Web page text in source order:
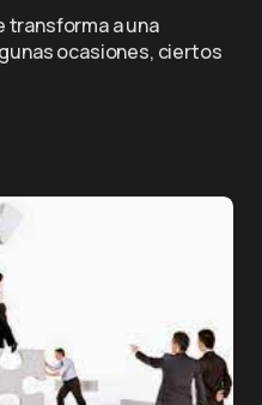
transforma a una
ocasiones, ciertos